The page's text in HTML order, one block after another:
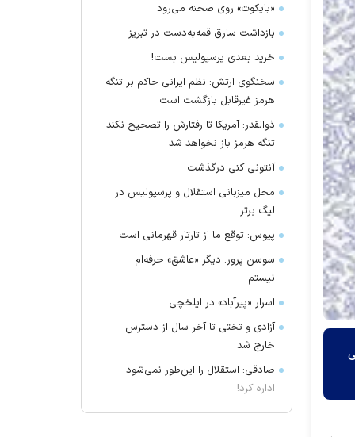
«بایکوت» روی صحنه می‌رود
بازداشت سارق قمه‌به‌دست در تبریز
خرید بعدی پرسپولیس بست!
سخنگوی ارتش: نظم ایرانی حاکم بر تنگه
هرمز غیرقابل بازگشت است
ذوالقدر: آمریکا تا رفتارش را تصحیح نکند
تنگه هرمز باز نخواهد شد
آنتونی کنی درگذشت
محل میزبانی استقلال و پرسپولیس در
لیگ برتر
پیوس: توقع ما از تارتار قهرمانی است
سوسن پرور: دیگر «عاشق» حرفه‌ام
نیستم
اسرار «پیرآباد» در ایلخچی
آزادی و تختی تا آخر سال از دسترس
خارج شد
صادقی: استقلال را این‌طور نمی‌شود
اداره کرد!